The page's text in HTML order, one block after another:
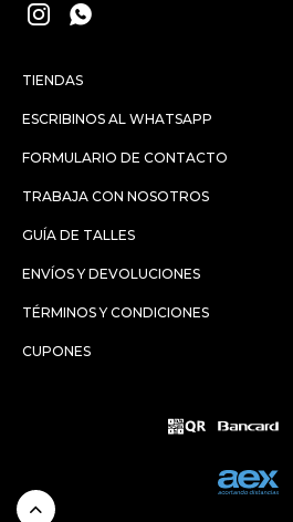
TIENDAS
ESCRIBINOS AL WHATSAPP
FORMULARIO DE CONTACTO
TRABAJA CON NOSOTROS
GUÍA DE TALLES
ENVÍOS Y DEVOLUCIONES
TÉRMINOS Y CONDICIONES
CUPONES
 